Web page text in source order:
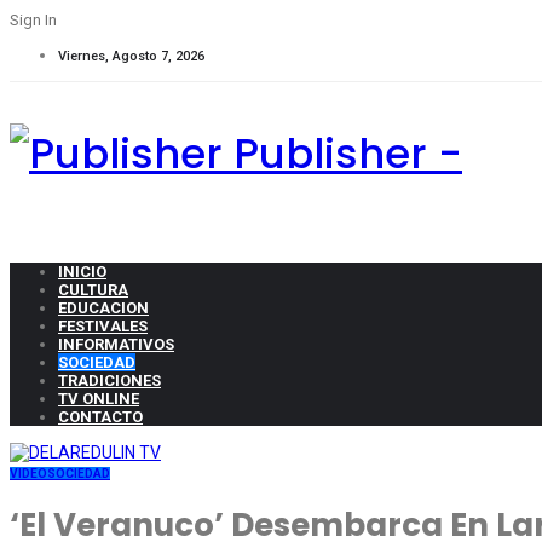
Sign In
Viernes, Agosto 7, 2026
Publisher -
INICIO
CULTURA
EDUCACION
FESTIVALES
INFORMATIVOS
SOCIEDAD
TRADICIONES
TV ONLINE
CONTACTO
VIDEOSOCIEDAD
‘El Veranuco’ Desembarca En